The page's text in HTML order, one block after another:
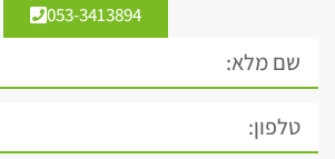
053-3413894